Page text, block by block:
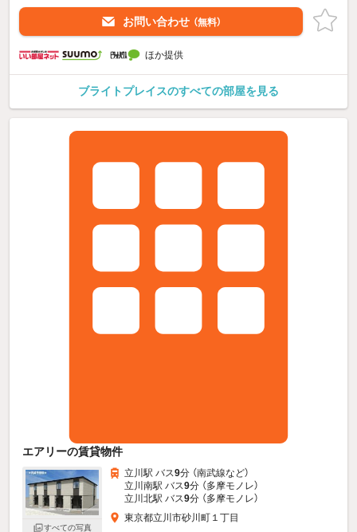
お問い合わせ （無料）
ほか提供
ブライトプレイスのすべての部屋を見る
エアリーの賃貸物件
すべての写真
立川駅 バス9分 （南武線など）
立川南駅 バス9分 （多摩モノレ）
立川北駅 バス9分 （多摩モノレ）
東京都立川市砂川町１丁目